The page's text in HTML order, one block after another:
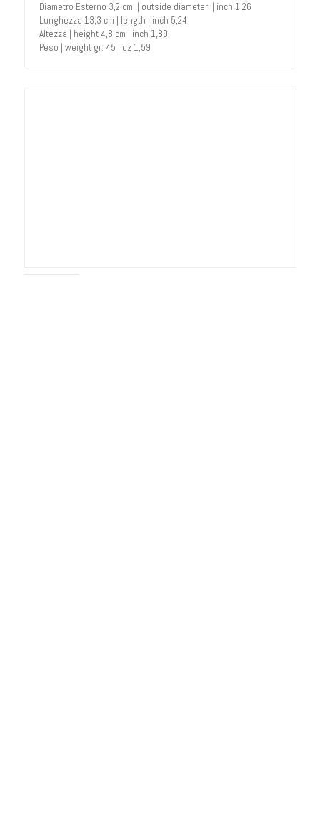
Diametro Esterno 3,2 cm | outside diameter | inch 1,26
Lunghezza 13,3 cm | length | inch 5,24
Altezza | height 4,8 cm | inch 1,89
Peso | weight gr. 45 | oz 1,59